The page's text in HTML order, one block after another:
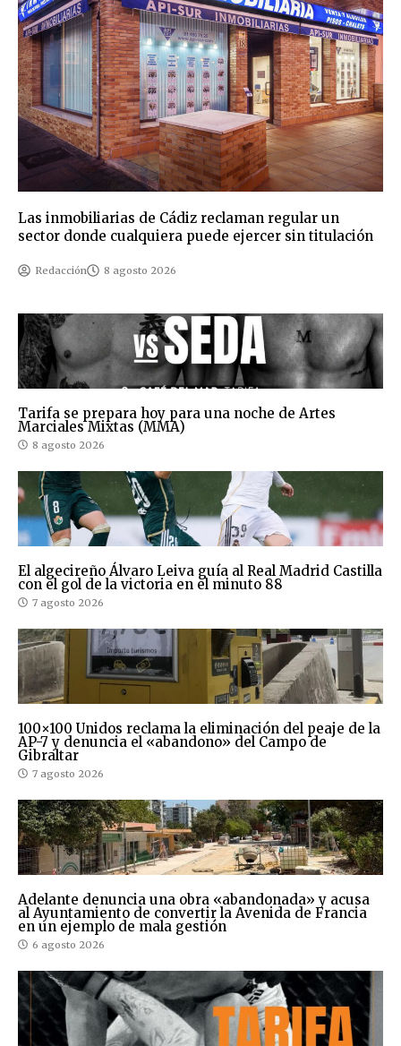
Las inmobiliarias de Cádiz reclaman regular un
sector donde cualquiera puede ejercer sin titulación
Redacción 8 agosto 2026
Tarifa se prepara hoy para una noche de Artes
Marciales Mixtas (MMA)
8 agosto 2026
El algecireño Álvaro Leiva guía al Real Madrid Castilla
con el gol de la victoria en el minuto 88
7 agosto 2026
100×100 Unidos reclama la eliminación del peaje de la
AP-7 y denuncia el «abandono» del Campo de
Gibraltar
7 agosto 2026
Adelante denuncia una obra «abandonada» y acusa
al Ayuntamiento de convertir la Avenida de Francia
en un ejemplo de mala gestión
6 agosto 2026